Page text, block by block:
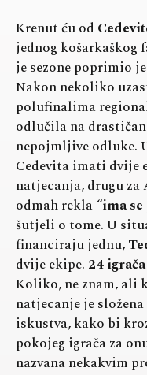
Krenut ću od
jednog košarkaškog
je sezone poprimio
Nakon nekoliko
polufinalima
odlučila na
nepojmljive odluke.
Cedevita imati dvije
natjecanja, drugu
odmah rekla“ima
šutjeli o tome. U
financiraju jednu,
dvije ekipe. 24
Koliko, ne znam, ali
natjecanje je
iskustva, kako bi
pokojeg igrača za
nazvana nekakvim